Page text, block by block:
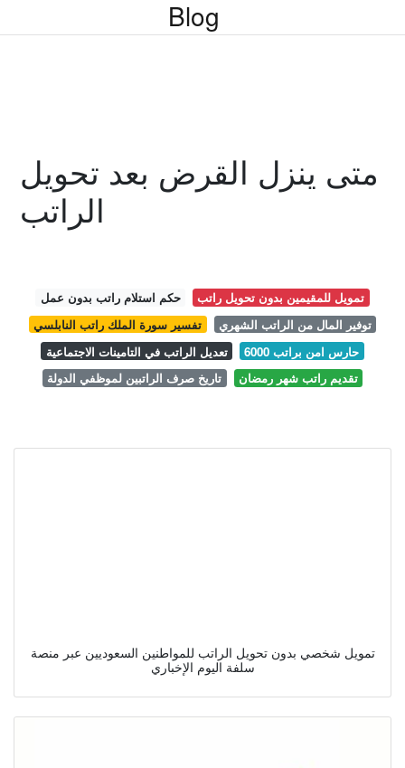
Blog
متى ينزل القرض بعد تحويل
الراتب
حكم استلام راتب بدون عمل
تمويل للمقيمين بدون تحويل راتب
تفسير سورة الملك راتب النابلسي
توفير المال من الراتب الشهري
تعديل الراتب في التامينات الاجتماعية
حارس امن براتب 6000
تاريخ صرف الراتبين لموظفي الدولة
تقديم راتب شهر رمضان
تمويل شخصي بدون تحويل الراتب للمواطنين السعوديين عبر منصة
سلفة اليوم الإخباري